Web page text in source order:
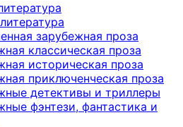
зарубежная проза
классическая проза
историческая проза
приключенческая проза
детективы и триллеры
фэнтези, фантастика и